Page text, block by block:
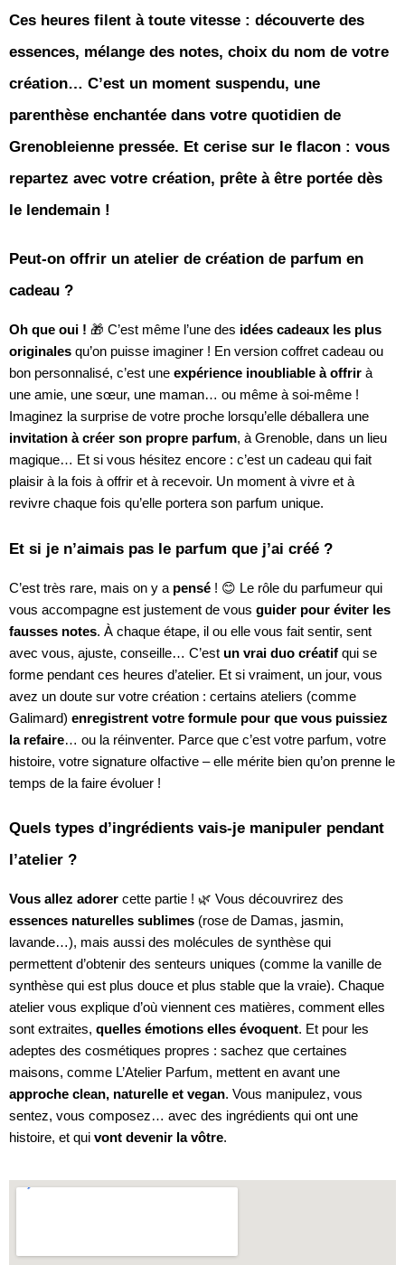
Ces heures filent à toute vitesse : découverte des
essences, mélange des notes, choix du nom de votre
création… C’est un moment suspendu, une
parenthèse enchantée dans votre quotidien de
Grenobleienne pressée. Et cerise sur le flacon : vous
repartez avec votre création, prête à être portée dès
le lendemain !
Peut-on offrir un atelier de création de parfum en
cadeau ?
Oh que oui ! 🎁 C’est même l’une des idées cadeaux les plus
originales qu’on puisse imaginer ! En version coffret cadeau ou
bon personnalisé, c’est une expérience inoubliable à offrir à
une amie, une sœur, une maman… ou même à soi-même !
Imaginez la surprise de votre proche lorsqu’elle déballera une
invitation à créer son propre parfum, à Grenoble, dans un lieu
magique… Et si vous hésitez encore : c’est un cadeau qui fait
plaisir à la fois à offrir et à recevoir. Un moment à vivre et à
revivre chaque fois qu’elle portera son parfum unique.
Et si je n’aimais pas le parfum que j’ai créé ?
C’est très rare, mais on y a pensé ! 😊 Le rôle du parfumeur qui
vous accompagne est justement de vous guider pour éviter les
fausses notes. À chaque étape, il ou elle vous fait sentir, sent
avec vous, ajuste, conseille… C’est un vrai duo créatif qui se
forme pendant ces heures d’atelier. Et si vraiment, un jour, vous
avez un doute sur votre création : certains ateliers (comme
Galimard) enregistrent votre formule pour que vous puissiez
la refaire… ou la réinventer. Parce que c’est votre parfum, votre
histoire, votre signature olfactive – elle mérite bien qu’on prenne le
temps de la faire évoluer !
Quels types d’ingrédients vais-je manipuler pendant
l’atelier ?
Vous allez adorer cette partie ! 🌿 Vous découvrirez des
essences naturelles sublimes (rose de Damas, jasmin,
lavande…), mais aussi des molécules de synthèse qui
permettent d’obtenir des senteurs uniques (comme la vanille de
synthèse qui est plus douce et plus stable que la vraie). Chaque
atelier vous explique d’où viennent ces matières, comment elles
sont extraites, quelles émotions elles évoquent. Et pour les
adeptes des cosmétiques propres : sachez que certaines
maisons, comme L’Atelier Parfum, mettent en avant une
approche clean, naturelle et vegan. Vous manipulez, vous
sentez, vous composez… avec des ingrédients qui ont une
histoire, et qui vont devenir la vôtre.